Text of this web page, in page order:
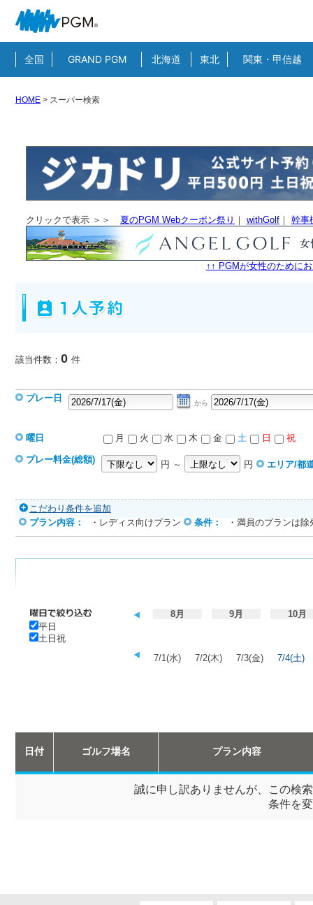
全国 GRAND PGM 北海道 東北 関東・甲信越
HOME > スーパー検索
クリックで表示 ＞＞ 夏のPGM Webクーポン祭り ｜ withGolf ｜ 幹事
↑↑ PGMが女性のために
該当件数： 0 件
プレー日 から
曜日 月 火 水 木 金 土 日 祝
プレー料金(総額) 円 ～ 円 エリア/都
こだわり条件を追加
プラン内容：
・レディス向けプラン 条件： ・満員のプランは除
平日
土日祝
8月 9月 10月
7/1(水) 7/2(木) 7/3(金) 7/4(土)
日付 ゴルフ場名 プラン内容
誠に申し訳ありませんが、この検
条件を